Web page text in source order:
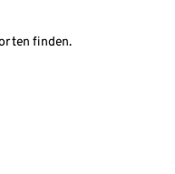
finden.